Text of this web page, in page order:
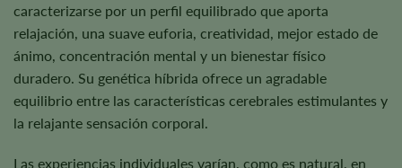
caracterizarse por un perfil equilibrado que aporta
relajación, una suave euforia, creatividad, mejor estado de
ánimo, concentración mental y un bienestar físico
duradero. Su genética híbrida ofrece un agradable
equilibrio entre las características cerebrales estimulantes y
la relajante sensación corporal.
Las experiencias individuales varían, como es natural, en